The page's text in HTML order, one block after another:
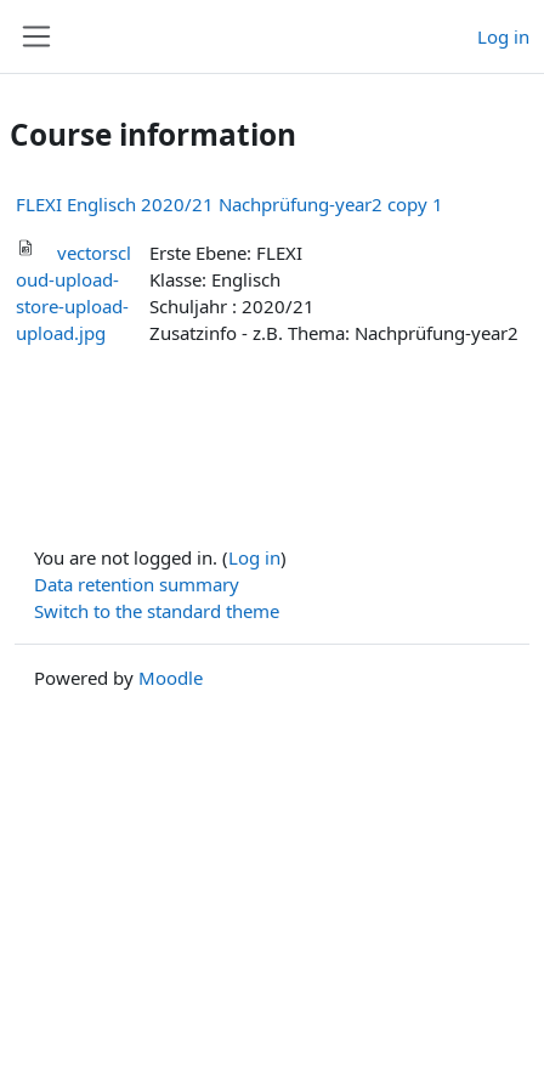
Log in
Course information
FLEXI Englisch 2020/21 Nachprüfung-year2 copy 1
vectorscl
oud-upload-
store-upload-
upload.jpg
Erste Ebene: FLEXI
Klasse: Englisch
Schuljahr : 2020/21
Zusatzinfo - z.B. Thema: Nachprüfung-year2
You are not logged in. (Log in)
Data retention summary
Switch to the standard theme
Powered by Moodle